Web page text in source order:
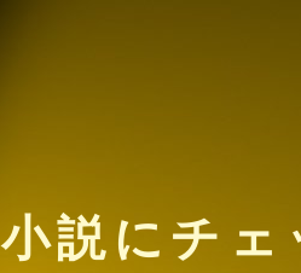
小説にチ